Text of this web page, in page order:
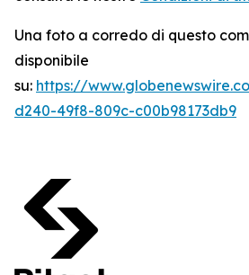
Una foto a corredo di questo
disponibile
su: https://
d240-49f8-809c-c00b98173db9